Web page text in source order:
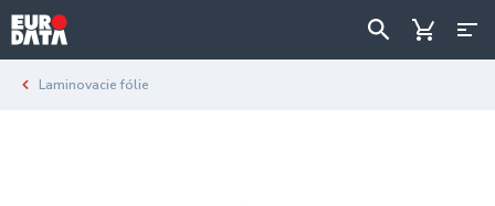
Laminovacie fólie